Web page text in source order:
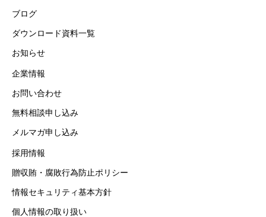
ブログ
ダウンロード資料一覧
お知らせ
企業情報
お問い合わせ
無料相談申し込み
メルマガ申し込み
採用情報
贈収賄・腐敗行為防止ポリシー
情報セキュリティ基本方針
個人情報の取り扱い